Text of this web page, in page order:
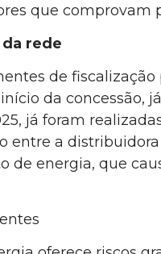
que comprovam
rede
de fiscalização
da concessão,
já foram realizadas
entre a
energia, que